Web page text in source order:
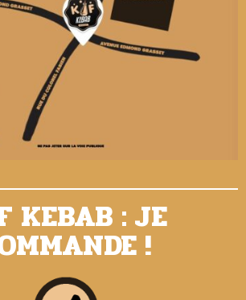
KEBAB : JE
!